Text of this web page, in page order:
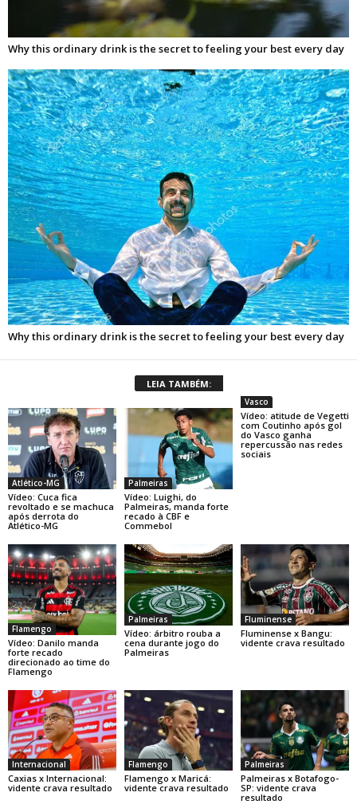
LEIA TAMBÉM:
Atlético-MG
Vídeo: Cuca fica
revoltado e se machuca
após derrota do
Atlético-MG
Palmeiras
Vídeo: Luighi, do
Palmeiras, manda forte
recado à CBF e
Commebol
Vasco
Vídeo: atitude de Vegetti
com Coutinho após gol
do Vasco ganha
repercussão nas redes
sociais
Flamengo
Vídeo: Danilo manda
forte recado
direcionado ao time do
Flamengo
Palmeiras
Vídeo: árbitro rouba a
cena durante jogo do
Palmeiras
Fluminense
Fluminense x Bangu:
vidente crava resultado
Internacional
Caxias x Internacional:
vidente crava resultado
Flamengo
Flamengo x Maricá:
vidente crava resultado
Palmeiras
Palmeiras x Botafogo-
SP: vidente crava
resultado